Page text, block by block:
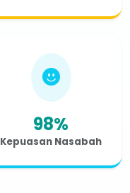
98%
Kepuasan Nasabah